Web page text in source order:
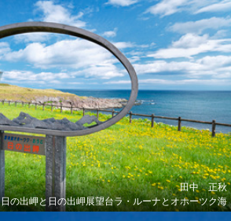
田中 正秋
日の出岬と日の出岬展望台ラ・ルーナとオホーツク海